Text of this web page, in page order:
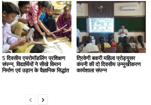
5 दिवसीय एयरोमॉडलिंग प्रशिक्षण
संपन्न, विद्यार्थियों ने सीखे विमान
निर्माण एवं उड़ान के वैज्ञानिक सिद्धांत
त्रिवेणी बकरी महिला प्रोड्यूसर
कंपनी की दो दिवसीय उन्मुखीकरण
कार्यशाला संपन्न